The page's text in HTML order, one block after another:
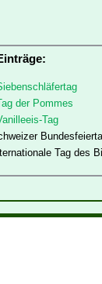
der Pommes
Tag
Tag des